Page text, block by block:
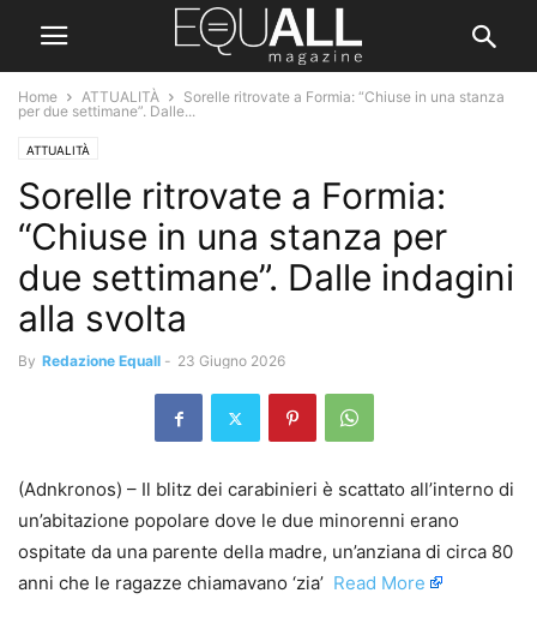
Home ATTUALITÀ
Sorelle ritrovate a Formia: “Chiuse in una stanza
per due settimane”. Dalle...
ATTUALITÀ
Sorelle ritrovate a Formia:
“Chiuse in una stanza per
due settimane”. Dalle indagini
alla svolta
By Redazione Equall - 23 Giugno 2026
(Adnkronos) – Il blitz dei carabinieri è scattato all’interno di
un’abitazione popolare dove le due minorenni erano
ospitate da una parente della madre, un’anziana di circa 80
anni che le ragazze chiamavano ‘zia’ ​ Read More